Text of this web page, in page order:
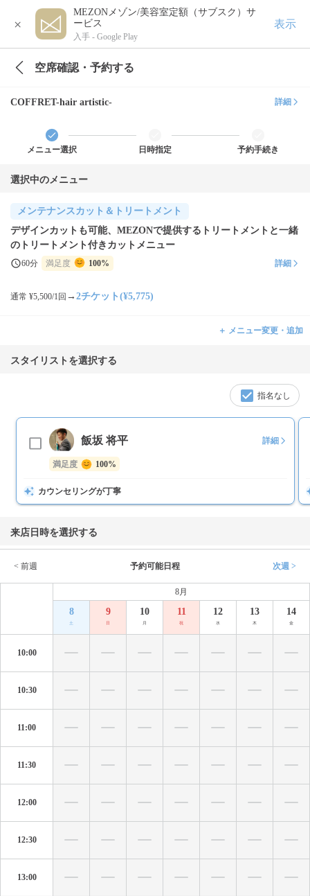
×
MEZONメゾン/美容室定額（サブスク）サ
ービス
入手 - Google Play
表示
空席確認・予約する
COFFRET-hair artistic- 詳細
メニュー選択 日時指定 予約手続き
選択中のメニュー
メンテナンスカット＆トリートメント
デザインカットも可能、MEZONで提供するトリートメントと一緒
のトリートメント付きカットメニュー
60分 満足度 100% 詳細
通常 ¥5,500/1回 → 2チケット(¥5,775)
＋ メニュー変更・追加
スタイリストを選択する
指名なし
飯坂 将平 詳細
満足度 100%
カウンセリングが丁寧
来店日時を選択する
< 前週 予約可能日程 次週 >
8月
8
土
9
日
10
月
11
祝
12
水
13
木
14
金
10:00
10:30
11:00
11:30
12:00
12:30
13:00